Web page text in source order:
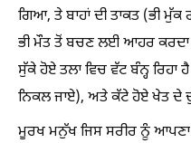
ਗਿਆ, ਤੇ ਬਾਹਾਂ ਦੀ ਤਾਕਤ (ਭੀ
ਭੀ ਮੌਤ ਤੋਂ ਬਚਣ ਲਈ ਆਹਰ
ਸੁੱਕੇ ਹੋਏ ਤਲਾ ਵਿਚ ਵੱਟ ਬੰਨ੍ਹ ਰਿਹਾ
ਨਿਕਲ ਜਾਏ), ਅਤੇ ਕੱਟੇ ਹੋਏ ਖੇਤ ਦੇ
ਮੂਰਖ ਮਨੁੱਖ ਜਿਸ ਸਰੀਰ ਨੂੰ